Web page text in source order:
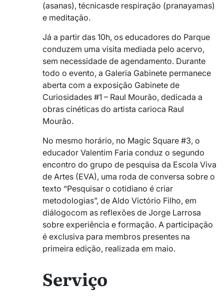
(asanas), técnicasde respiração (pranayamas)
e meditação.
Já a partir das 10h, os educadores do Parque
conduzem uma visita mediada pelo acervo,
sem necessidade de agendamento. Durante
todo o evento, a Galeria Gabinete permanece
aberta com a exposição Gabinete de
Curiosidades #1 – Raul Mourão, dedicada a
obras cinéticas do artista carioca Raul
Mourão.
No mesmo horário, no Magic Square #3, o
educador Valentim Faria conduz o segundo
encontro do grupo de pesquisa da Escola Viva
de Artes (EVA), uma roda de conversa sobre o
texto “Pesquisar o cotidiano é criar
metodologias”, de Aldo Victório Filho, em
diálogocom as reflexões de Jorge Larrosa
sobre experiência e formação. A participação
é exclusiva para membros presentes na
primeira edição, realizada em maio.
Serviço